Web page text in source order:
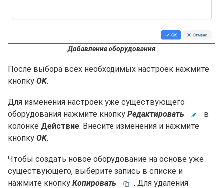
Добавление оборудования
После выбора всех необходимых настроек нажмите
кнопку OK.
Для изменения настроек уже существующего
оборудования нажмите кнопку Редактировать
в
колонке Действие. Внесите изменения и нажмите
кнопку OK.
Чтобы создать новое оборудование на основе уже
существующего, выберите запись в списке и
нажмите кнопку Копировать
. Для удаления